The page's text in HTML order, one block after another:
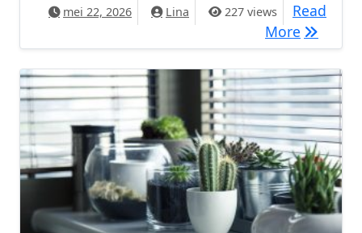
mei 22, 2026 Lina 227 views
Read
More Het